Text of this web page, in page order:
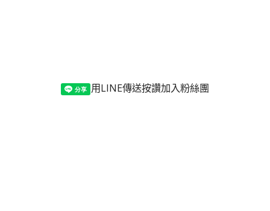
用LINE傳送按讚加入粉絲團